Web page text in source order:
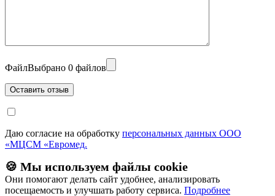
ФайлВыбрано 0 файлов
Даю согласие на обработку персональных данных ООО
«МЦСМ «Евромед.
🍪 Мы используем файлы cookie
Они помогают делать сайт удобнее, анализировать
посещаемость и улучшать работу сервиса. Подробнее